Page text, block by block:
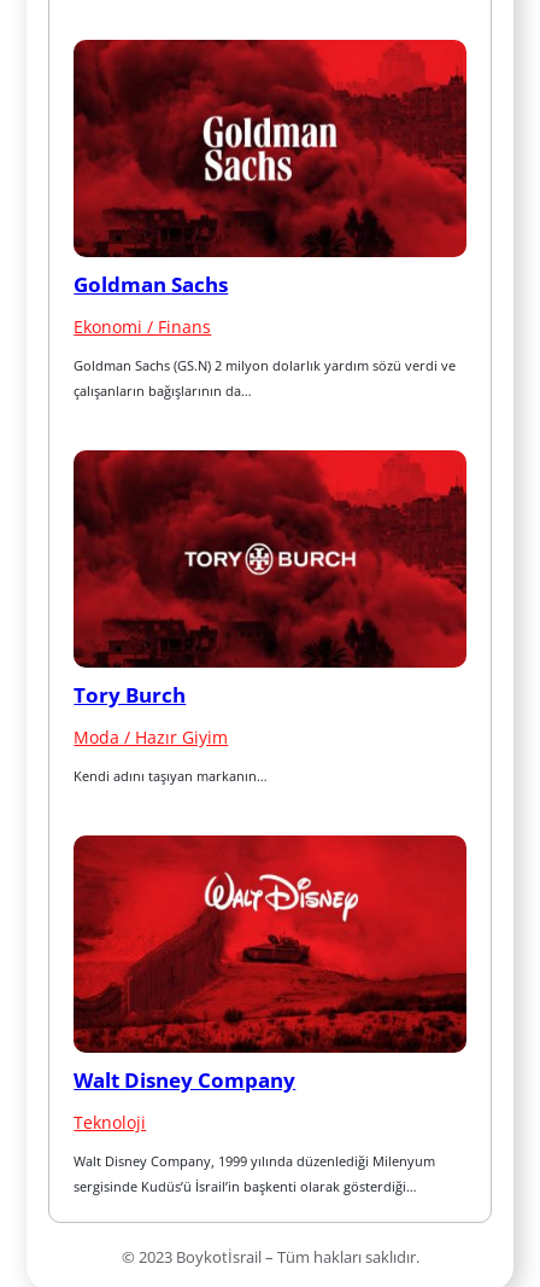
Goldman Sachs
Ekonomi / Finans
Goldman Sachs (GS.N) 2 milyon dolarlık yardım sözü verdi ve
çalışanların bağışlarının da…
Tory Burch
Moda / Hazır Giyim
Kendi adını taşıyan markanın…
Walt Disney Company
Teknoloji
Walt Disney Company, 1999 yılında düzenlediği Milenyum
sergisinde Kudüs’ü İsrail’in başkenti olarak gösterdiği…
© 2023 Boykotİsrail – Tüm hakları saklıdır.